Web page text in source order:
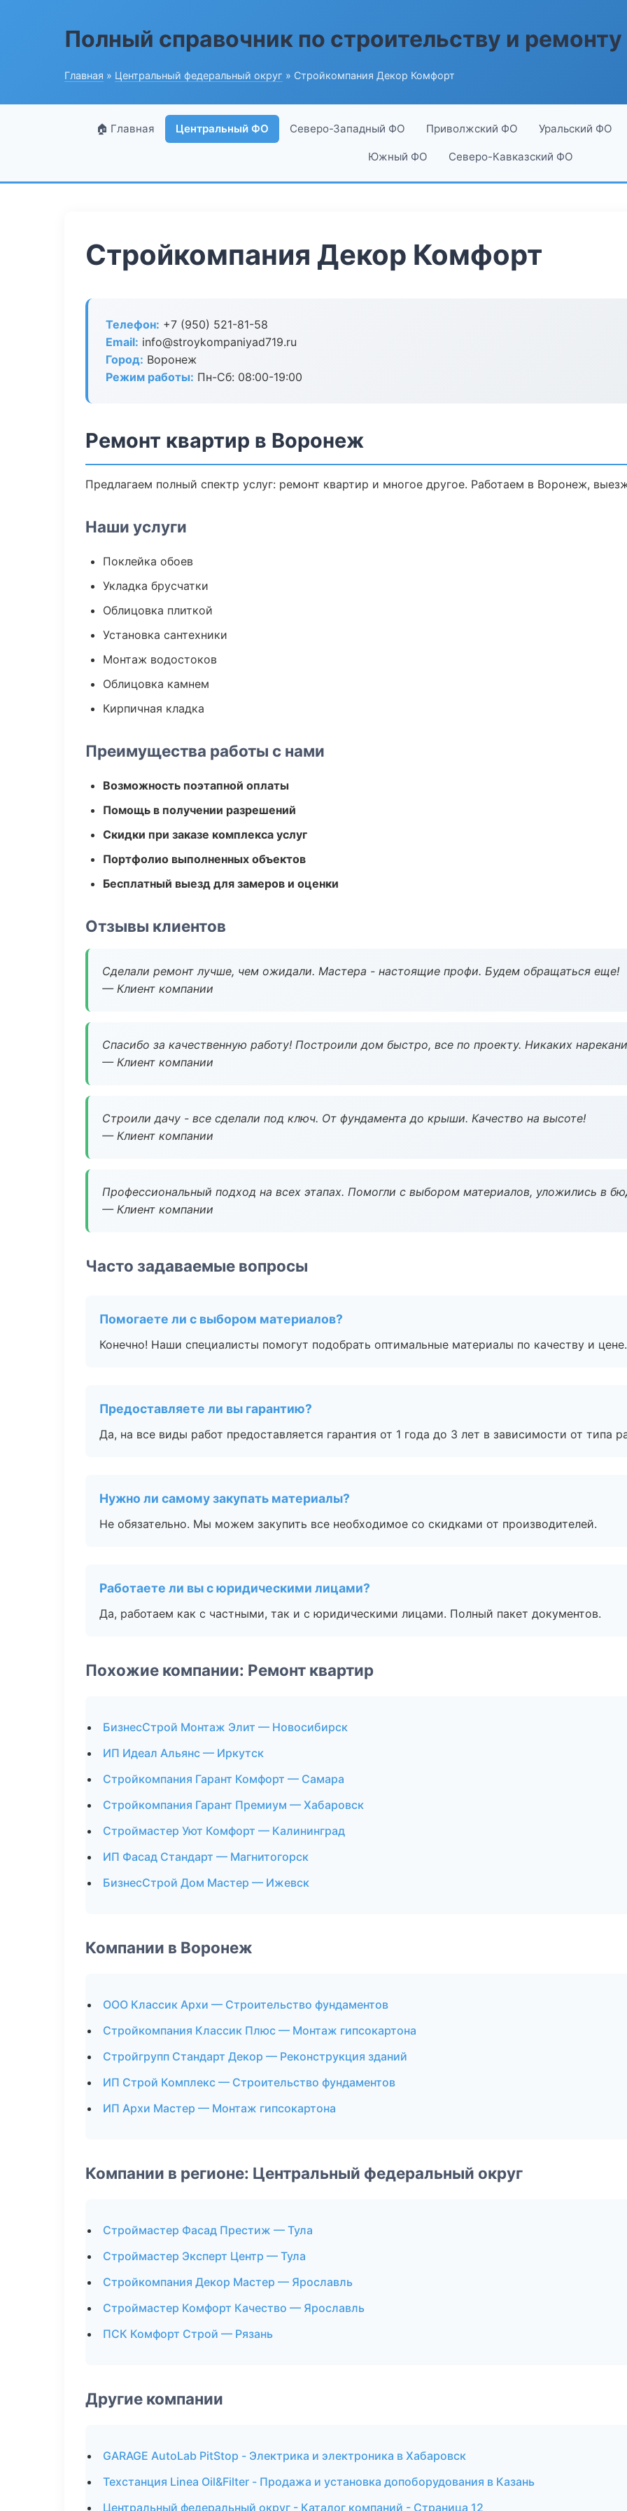
Полный справочник по строительству и ремонту
Главная » Центральный федеральный округ » Стройкомпания Декор Комфорт
🏠 Главная Центральный ФО Северо-Западный ФО Приволжский ФО Уральский ФО
Южный ФО Северо-Кавказский ФО
Стройкомпания Декор Комфорт
Телефон: +7 (950) 521-81-58
Email: info@stroykompaniyad719.ru
Город: Воронеж
Режим работы: Пн-Сб: 08:00-19:00
Ремонт квартир в Воронеж
Предлагаем полный спектр услуг: ремонт квартир и многое другое. Работаем в Воронеж,
Наши услуги
Поклейка обоев
Укладка брусчатки
Облицовка плиткой
Установка сантехники
Монтаж водостоков
Облицовка камнем
Кирпичная кладка
Преимущества работы с нами
Возможность поэтапной оплаты
Помощь в получении разрешений
Скидки при заказе комплекса услуг
Портфолио выполненных объектов
Бесплатный выезд для замеров и оценки
Отзывы клиентов
Сделали ремонт лучше, чем ожидали. Мастера - настоящие профи. Будем обращаться еще!
— Клиент компании
Спасибо за качественную работу! Построили дом быстро, все по проекту. Никаких
— Клиент компании
Строили дачу - все сделали под ключ. От фундамента до крыши. Качество на высоте!
— Клиент компании
Профессиональный подход на всех этапах. Помогли с выбором материалов, уложились в
— Клиент компании
Часто задаваемые вопросы
Помогаете ли с выбором материалов?
Конечно! Наши специалисты помогут подобрать оптимальные материалы по качеству и цене.
Предоставляете ли вы гарантию?
Да, на все виды работ предоставляется гарантия от 1 года до 3 лет в зависимости от типа
Нужно ли самому закупать материалы?
Не обязательно. Мы можем закупить все необходимое со скидками от производителей.
Работаете ли вы с юридическими лицами?
Да, работаем как с частными, так и с юридическими лицами. Полный пакет документов.
Похожие компании: Ремонт квартир
БизнесСтрой Монтаж Элит — Новосибирск
ИП Идеал Альянс — Иркутск
Стройкомпания Гарант Комфорт — Самара
Стройкомпания Гарант Премиум — Хабаровск
Строймастер Уют Комфорт — Калининград
ИП Фасад Стандарт — Магнитогорск
БизнесСтрой Дом Мастер — Ижевск
Компании в Воронеж
ООО Классик Архи — Строительство фундаментов
Стройкомпания Классик Плюс — Монтаж гипсокартона
Стройгрупп Стандарт Декор — Реконструкция зданий
ИП Строй Комплекс — Строительство фундаментов
ИП Архи Мастер — Монтаж гипсокартона
Компании в регионе: Центральный федеральный округ
Строймастер Фасад Престиж — Тула
Строймастер Эксперт Центр — Тула
Стройкомпания Декор Мастер — Ярославль
Строймастер Комфорт Качество — Ярославль
ПСК Комфорт Строй — Рязань
Другие компании
GARAGE AutoLab PitStop - Электрика и электроника в Хабаровск
Техстанция Linea Oil&Filter - Продажа и установка допоборудования в Казань
Центральный федеральный округ - Каталог компаний - Страница 12